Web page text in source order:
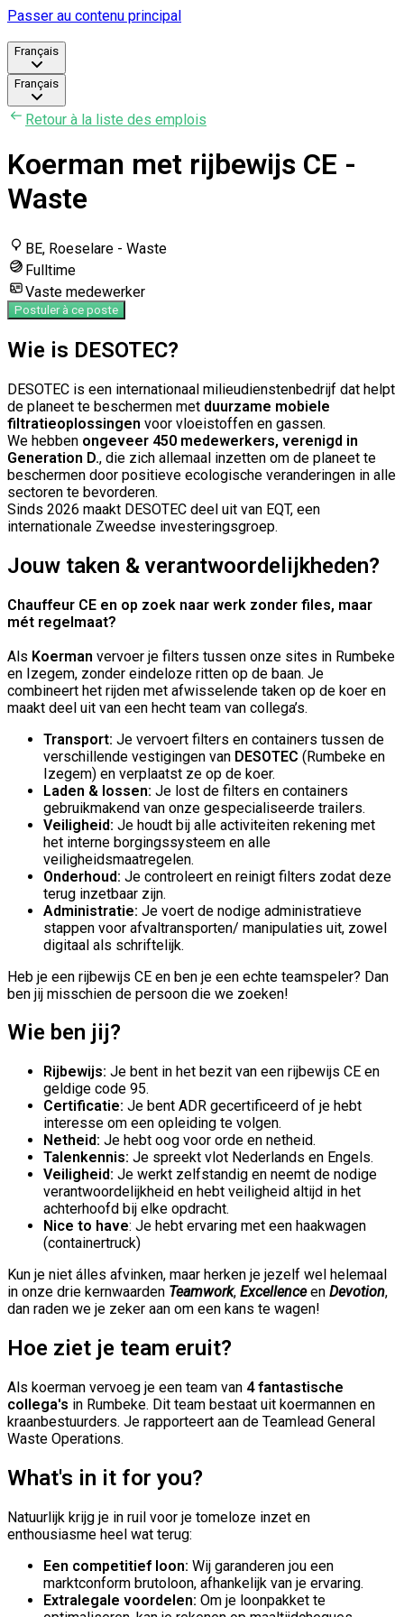
Passer au contenu principal
Français
Français
Retour à la liste des emplois
Koerman met rijbewijs CE -
Waste
BE, Roeselare - Waste
Fulltime
Vaste medewerker
Postuler à ce poste
Wie is DESOTEC?
DESOTEC is een internationaal milieudienstenbedrijf dat helpt
de planeet te beschermen met duurzame mobiele
filtratieoplossingen voor vloeistoffen en gassen.
We hebben ongeveer 450 medewerkers, verenigd in
Generation D., die zich allemaal inzetten om de planeet te
beschermen door positieve ecologische veranderingen in alle
sectoren te bevorderen.
Sinds 2026 maakt DESOTEC deel uit van EQT, een
internationale Zweedse investeringsgroep.
Jouw taken & verantwoordelijkheden?
Chauffeur CE en op zoek naar werk zonder files, maar
mét regelmaat?
Als Koerman vervoer je filters tussen onze sites in Rumbeke
en Izegem, zonder eindeloze ritten op de baan. Je
combineert het rijden met afwisselende taken op de koer en
maakt deel uit van een hecht team van collega’s.
Transport: Je vervoert filters en containers tussen de
verschillende vestigingen van DESOTEC (Rumbeke en
Izegem) en verplaatst ze op de koer.
Laden & lossen: Je lost de filters en containers
gebruikmakend van onze gespecialiseerde trailers.
Veiligheid: Je houdt bij alle activiteiten rekening met
het interne borgingssysteem en alle
veiligheidsmaatregelen.
Onderhoud: Je controleert en reinigt filters zodat deze
terug inzetbaar zijn.
Administratie: Je voert de nodige administratieve
stappen voor afvaltransporten/ manipulaties uit, zowel
digitaal als schriftelijk.
Heb je een rijbewijs CE en ben je een echte teamspeler? Dan
ben jij misschien de persoon die we zoeken!
Wie ben jij?
Rijbewijs: Je bent in het bezit van een rijbewijs CE en
geldige code 95.
Certificatie: Je bent ADR gecertificeerd of je hebt
interesse om een opleiding te volgen.
Netheid: Je hebt oog voor orde en netheid.
Talenkennis: Je spreekt vlot Nederlands en Engels.
Veiligheid: Je werkt zelfstandig en neemt de nodige
verantwoordelijkheid en hebt veiligheid altijd in het
achterhoofd bij elke opdracht.
Nice to have: Je hebt ervaring met een haakwagen
(containertruck)
Kun je niet álles afvinken, maar herken je jezelf wel helemaal
in onze drie kernwaarden Teamwork, Excellenceen Devotion,
dan raden we je zeker aan om een kans te wagen!
Hoe ziet je team eruit?
Als koerman vervoeg je een team van 4 fantastische
collega's in Rumbeke. Dit team bestaat uit koermannen en
kraanbestuurders. Je rapporteert aan de Teamlead General
Waste Operations.
What's in it for you?
Natuurlijk krijg je in ruil voor je tomeloze inzet en
enthousiasme heel wat terug:
Een competitief loon: Wij garanderen jou een
marktconform brutoloon, afhankelijk van je ervaring.
Extralegale voordelen: Om je loonpakket te